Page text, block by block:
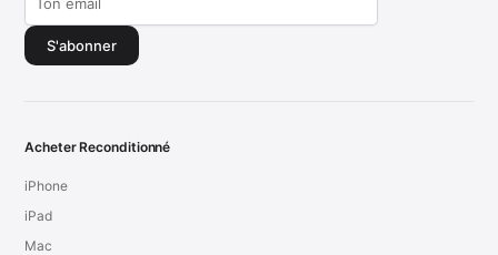
S'abonner
Acheter Reconditionné
iPhone
iPad
Mac